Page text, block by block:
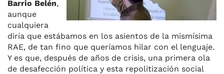
Barrio Belén,
aunque
cualquiera
diría que estábamos en los asientos de la mismísima
RAE, de tan fino que queríamos hilar con el lenguaje.
Y es que, después de años de crisis, una primera ola
de desafección política y esta repolitización social